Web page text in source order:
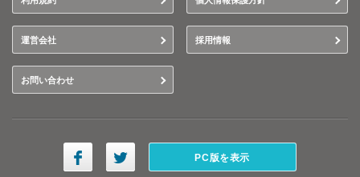
運営会社 採用情報
お問い合わせ
PC版を表示